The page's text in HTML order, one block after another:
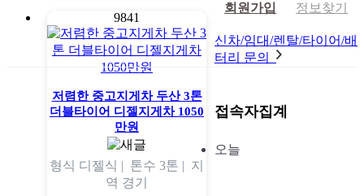
9841
저렴한 중고지게차 두산 3톤
더블타이어 디젤지게차 1050
만원
형식 디젤식 | 톤수 3톤 | 지
역 경기
회원가입 정보찾기
신차/임대/렌탈/타이어/배
터리 문의
접속자집계
오늘